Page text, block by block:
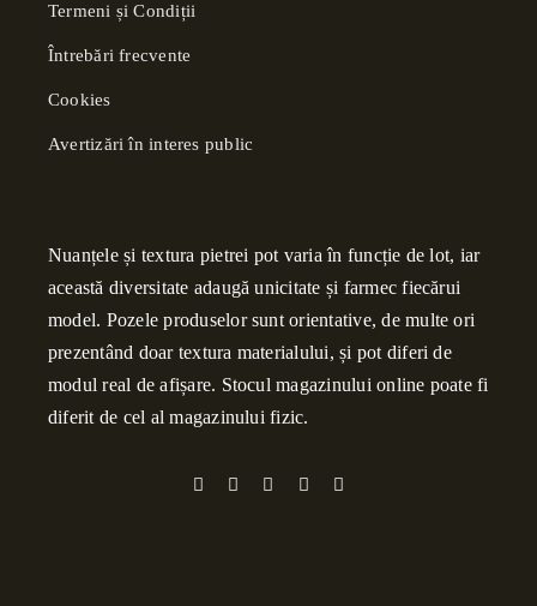
Termeni și Condiții
Întrebări frecvente
Cookies
Avertizări în interes public
Nuanțele și textura pietrei pot varia în funcție de lot, iar
această diversitate adaugă unicitate și farmec fiecărui
model. Pozele produselor sunt orientative, de multe ori
prezentând doar textura materialului, și pot diferi de
modul real de afișare. Stocul magazinului online poate fi
diferit de cel al magazinului fizic.